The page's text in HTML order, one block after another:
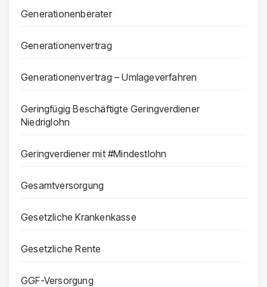
Generationenberater
Generationenvertrag
Generationenvertrag – Umlageverfahren
Geringfügig Beschäftigte Geringverdiener
Niedriglohn
Geringverdiener mit #Mindestlohn
Gesamtversorgung
Gesetzliche Krankenkasse
Gesetzliche Rente
GGF-Versorgung